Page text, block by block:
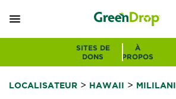
SITES DE
DONS
À
PROPOS
LOCALISATEUR > HAWAII > MILILANI